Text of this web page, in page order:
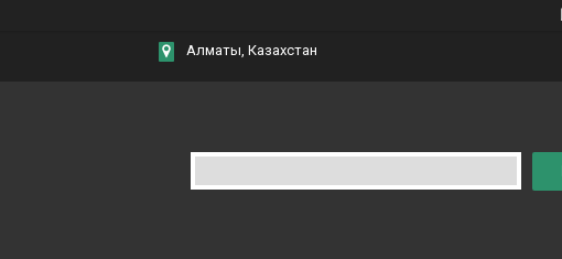
Алматы, Казахстан